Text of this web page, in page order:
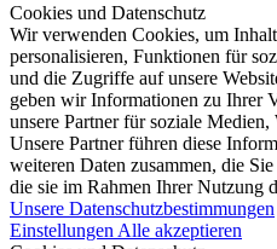
Cookies und Datenschutz
Wir verwenden Cookies, um
personalisieren, Funktionen für
und die Zugriffe auf unsere
geben wir Informationen zu Ihrer
unsere Partner für soziale
Unsere Partner führen diese
weiteren Daten zusammen, die
die sie im Rahmen Ihrer Nutzung
Unsere Datenschutzbestimmungen
Einstellungen Alle akzeptieren